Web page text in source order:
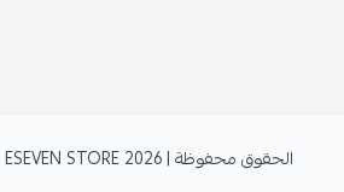
الحقوق محفوظة | 2026 ESEVEN STORE